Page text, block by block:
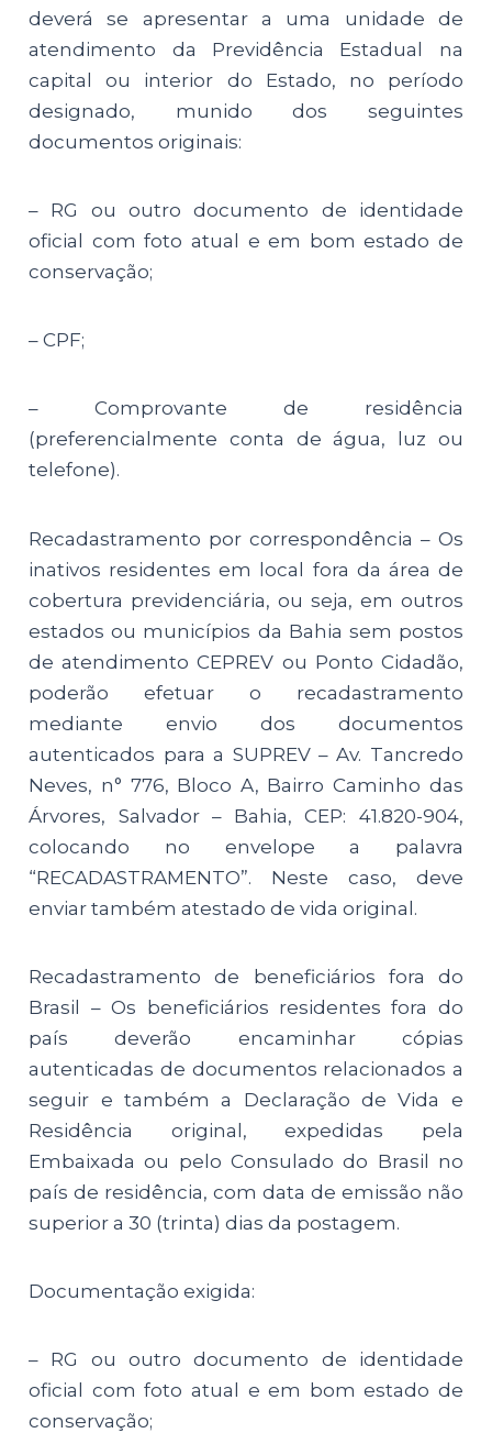
deverá se apresentar a uma unidade de
atendimento da Previdência Estadual na
capital ou interior do Estado, no período
designado, munido dos seguintes
documentos originais:
– RG ou outro documento de identidade
oficial com foto atual e em bom estado de
conservação;
– CPF;
– Comprovante de residência
(preferencialmente conta de água, luz ou
telefone).
Recadastramento por correspondência – Os
inativos residentes em local fora da área de
cobertura previdenciária, ou seja, em outros
estados ou municípios da Bahia sem postos
de atendimento CEPREV ou Ponto Cidadão,
poderão efetuar o recadastramento
mediante envio dos documentos
autenticados para a SUPREV – Av. Tancredo
Neves, n° 776, Bloco A, Bairro Caminho das
Árvores, Salvador – Bahia, CEP: 41.820-904,
colocando no envelope a palavra
“RECADASTRAMENTO”. Neste caso, deve
enviar também atestado de vida original.
Recadastramento de beneficiários fora do
Brasil – Os beneficiários residentes fora do
país deverão encaminhar cópias
autenticadas de documentos relacionados a
seguir e também a Declaração de Vida e
Residência original, expedidas pela
Embaixada ou pelo Consulado do Brasil no
país de residência, com data de emissão não
superior a 30 (trinta) dias da postagem.
Documentação exigida:
– RG ou outro documento de identidade
oficial com foto atual e em bom estado de
conservação;